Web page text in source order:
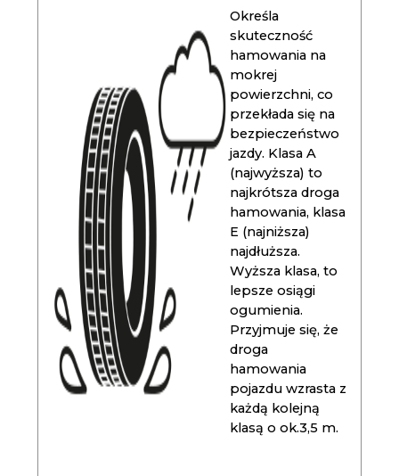
Określa
skuteczność
hamowania na
mokrej
powierzchni, co
przekłada się na
bezpieczeństwo
jazdy. Klasa A
(najwyższa) to
najkrótsza droga
hamowania, klasa
E (najniższa)
najdłuższa.
Wyższa klasa, to
lepsze osiągi
ogumienia.
Przyjmuje się, że
droga
hamowania
pojazdu wzrasta z
każdą kolejną
klasą o ok.3,5 m.